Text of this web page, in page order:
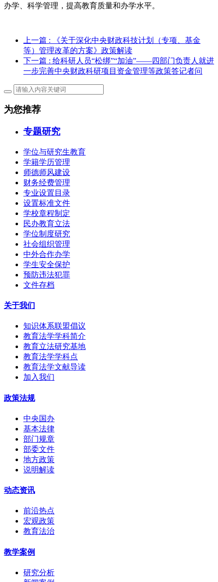
办学、科学管理，提高教育质量和办学水平。
上一篇 : 《关于深化中央财政科技计划（专项、基金
等）管理改革的方案》政策解读
下一篇 : 给科研人员“松绑”“加油”——四部门负责人就进
一步完善中央财政科研项目资金管理等政策答记者问
为您推荐
专题研究
学位与研究生教育
学籍学历管理
师德师风建设
财务经费管理
专业设置目录
设置标准文件
学校章程制定
民办教育立法
学位制度研究
社会组织管理
中外合作办学
学生安全保护
预防违法犯罪
文件存档
关于我们
知识体系联盟倡议
教育法学学科简介
教育立法研究基地
教育法学学科点
教育法学文献导读
加入我们
政策法规
中央国办
基本法律
部门规章
部委文件
地方政策
说明解读
动态资讯
前沿热点
宏观政策
教育法治
教学案例
研究分析